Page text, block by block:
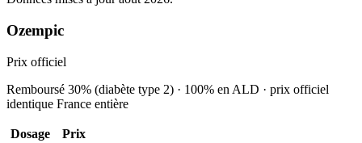
Ozempic
Prix officiel
Remboursé 30% (diabète type 2) · 100% en ALD · prix officiel
identique France entière
Dosage
Prix